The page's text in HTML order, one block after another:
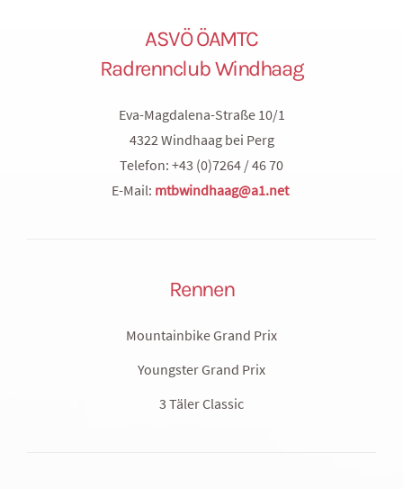
ASVÖ ÖAMTC
Radrennclub Windhaag
Eva-Magdalena-Straße 10/1
4322 Windhaag bei Perg
Telefon: +43 (0)7264 / 46 70
E-Mail: mtbwindhaag@a1.net
Rennen
Mountainbike Grand Prix
Youngster Grand Prix
3 Täler Classic